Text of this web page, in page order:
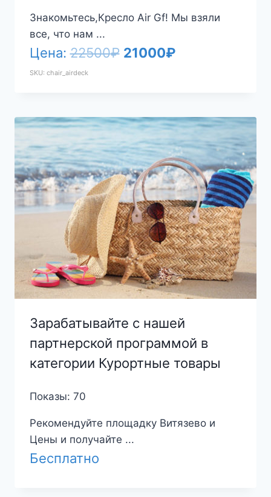
Знакомьтесь,Кресло Air Gf! Мы взяли
все, что нам ...
Цена:22500₽ Первоначальная
22500₽.
21000₽Текущая
SKU: chair_airdeck
Зарабатывайте с нашей
партнерской программой в
категории Курортные товары
Показы: 70
Рекомендуйте площадку Витязево и
Цены и получайте ...
Бесплатно